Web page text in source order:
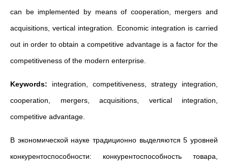
can be implemented by means of cooperation, mergers and
acquisitions, vertical integration. Economic integration is carried
out in order to obtain a competitive advantage is a factor for the
competitiveness of the modern enterprise.
Keywords: integration, competitiveness, strategy integration,
cooperation, mergers, acquisitions, vertical integration,
competitive advantage.
В экономической науке традиционно выделяются 5 уровней
конкурентоспособности: конкурентоспособность товара,